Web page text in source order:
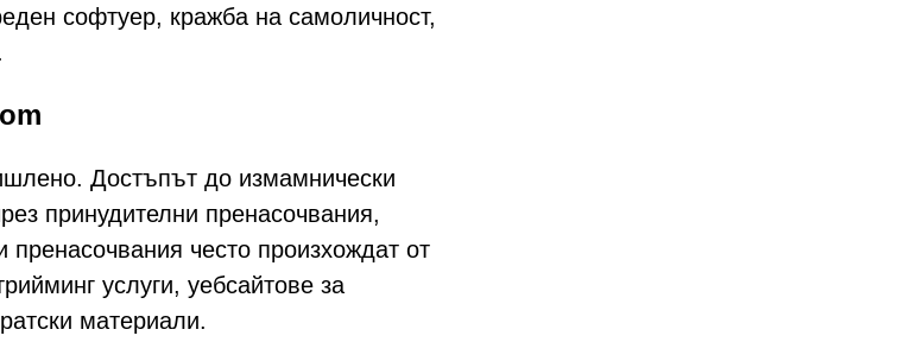
софтуер, кражба на самоличност,
Достъпът до измамнически
принудителни пренасочвания,
често произхождат от
услуги, уебсайтове за
материали.